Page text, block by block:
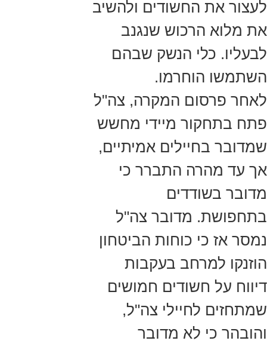
לעצור את החשודים ולהשיב
את מלוא הרכוש שנגנב
לבעליו. כלי הנשק שבהם
השתמשו הוחרמו.
לאחר פרסום המקרה, צה"ל
פתח בתחקור מיידי מחשש
שמדובר בחיילים אמיתיים,
אך עד מהרה התברר כי
מדובר בשודדים
בתחפושת. מדובר צה"ל
נמסר אז כי כוחות הביטחון
הוזנקו למרחב בעקבות
דיווח על חשודים חמושים
שמתחזים לחיילי צה"ל,
והובהר כי לא מדובר